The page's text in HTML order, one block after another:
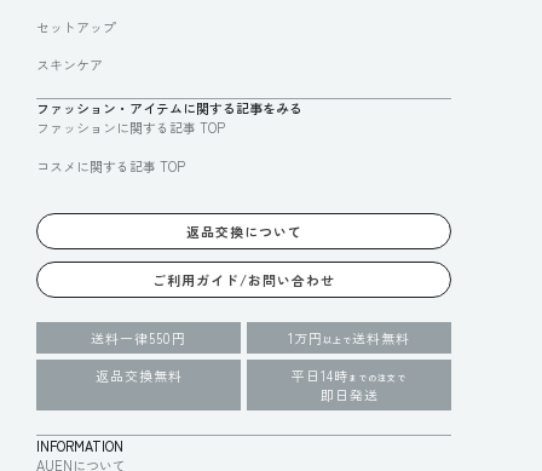
セットアップ
スキンケア
ファッション・アイテムに関する記事をみる
ファッションに関する記事 TOP
コスメに関する記事 TOP
返品交換について
ご利用ガイド/お問い合わせ
送料一律550円 1万円 以上で送料無料
返品交換無料
平日14時 までの注文で
即日発送
INFORMATION
AUENについて